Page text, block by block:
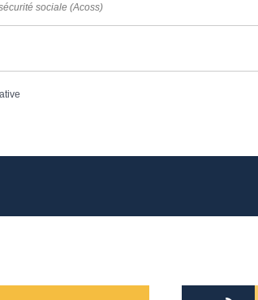
sociale (Acoss)